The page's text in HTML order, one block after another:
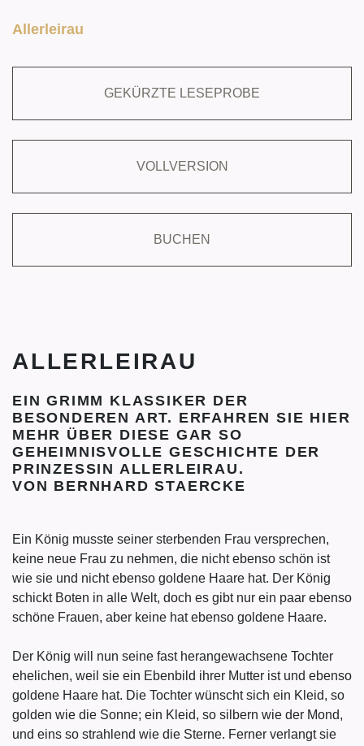
Allerleirau
GEKÜRZTE LESEPROBE
VOLLVERSION
BUCHEN
ALLERLEIRAU
EIN GRIMM KLASSIKER DER
BESONDEREN ART. ERFAHREN SIE HIER
MEHR ÜBER DIESE GAR SO
GEHEIMNISVOLLE GESCHICHTE DER
PRINZESSIN ALLERLEIRAU.
VON BERNHARD STAERCKE
Ein König musste seiner sterbenden Frau versprechen,
keine neue Frau zu nehmen, die nicht ebenso schön ist
wie sie und nicht ebenso goldene Haare hat. Der König
schickt Boten in alle Welt, doch es gibt nur ein paar ebenso
schöne Frauen, aber keine hat ebenso goldene Haare.
Der König will nun seine fast herangewachsene Tochter
ehelichen, weil sie ein Ebenbild ihrer Mutter ist und ebenso
goldene Haare hat. Die Tochter wünscht sich ein Kleid, so
golden wie die Sonne; ein Kleid, so silbern wie der Mond,
und eins so strahlend wie die Sterne. Ferner verlangt sie